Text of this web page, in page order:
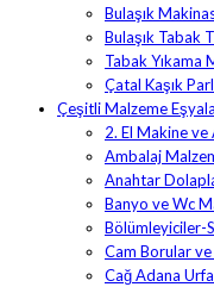
Bulaşık
Bulaşık Tabak
Tabak Yıkama
Çatal Kaşık
Çeşitli Malzeme
2. El Makine
Ambalaj
Anahtar
Banyo ve Wc
Bölümleyiciler-
Cam Borular
Cağ Adana Urfa